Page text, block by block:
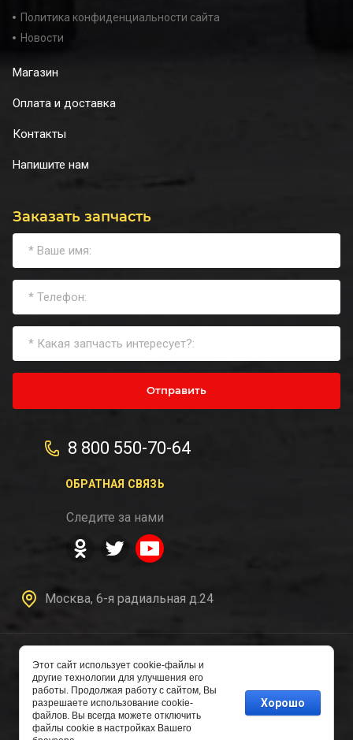
Заказать запчасть
Отправить
Политика конфиденциальности сайта
Новости
Магазин
Оплата и доставка
Контакты
Напишите нам
8 800 550-70-64
ОБРАТНАЯ СВЯЗЬ
Следите за нами
Москва, 6-я радиальная д.24
Copyright © 2016 - 2026
Авторазборка
Этот сайт использует cookie-файлы и
другие технологии для улучшения его
работы. Продолжая работу с сайтом, Вы
разрешаете использование cookie-
файлов. Вы всегда можете отключить
файлы cookie в настройках Вашего
Хорошо